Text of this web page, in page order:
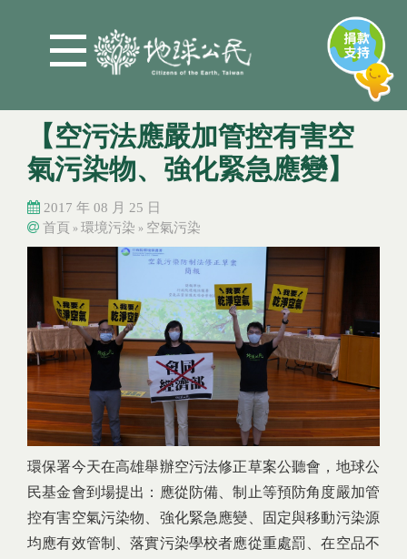
【空污法應嚴加管控有害空
氣污染物、強化緊急應變】
2017 年 08 月 25 日
您在這裡
首頁 » 環境污染 » 空氣污染
您在這裡
環保署今天在高雄舉辦空污法修正草案公聽會，地球公
民基金會到場提出：應從防備、制止等預防角度嚴加管
控有害空氣污染物、強化緊急應變、固定與移動污染源
均應有效管制、落實污染學校者應從重處罰、在空品不